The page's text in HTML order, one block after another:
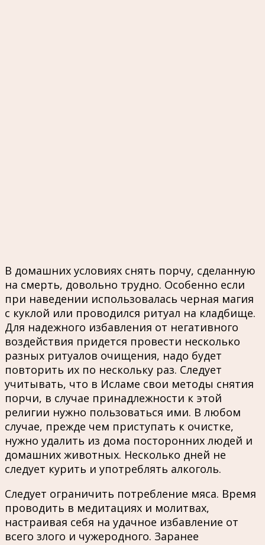
В домашних условиях снять порчу, сделанную
на смерть, довольно трудно. Особенно если
при наведении использовалась черная магия
с куклой или проводился ритуал на кладбище.
Для надежного избавления от негативного
воздействия придется провести несколько
разных ритуалов очищения, надо будет
повторить их по нескольку раз. Следует
учитывать, что в Исламе свои методы снятия
порчи, в случае принадлежности к этой
религии нужно пользоваться ими. В любом
случае, прежде чем приступать к очистке,
нужно удалить из дома посторонних людей и
домашних животных. Несколько дней не
следует курить и употреблять алкоголь.
Следует ограничить потребление мяса. Время
проводить в медитациях и молитвах,
настраивая себя на удачное избавление от
всего злого и чужеродного. Заранее